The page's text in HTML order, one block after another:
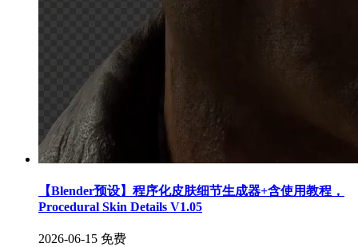
【Blender预设】程序化皮肤细节生成器+含使用教程，
Procedural Skin Details V1.05
2026-06-15 免费